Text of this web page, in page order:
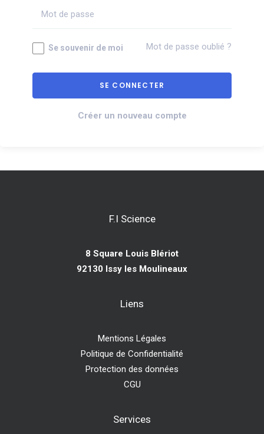
Se souvenir de moi Mot de passe oublié ?
Créer un nouveau compte
F.I Science
8 Square Louis Blériot
92130 Issy les Moulineaux
Liens
Mentions Légales
Politique de Confidentialité
Protection des données
CGU
Services